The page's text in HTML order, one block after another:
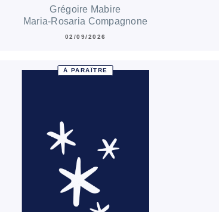
Grégoire Mabire
Maria-Rosaria Compagnone
02/09/2026
À PARAÎTRE